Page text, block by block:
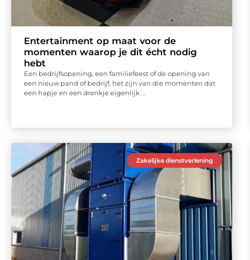
Entertainment op maat voor de
momenten waarop je dit écht nodig
hebt
Een bedrijfsopening, een familiefeest of de opening van
een nieuw pand of bedrijf, het zijn van die momenten dat
een hapje en een drankje eigenlijk ...
Zakelijke dienstverlening